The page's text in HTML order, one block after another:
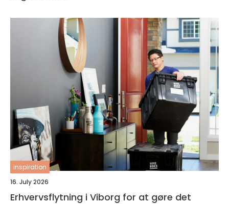
inspiration
16. July 2026
Erhvervsflytning i Viborg for at gøre det